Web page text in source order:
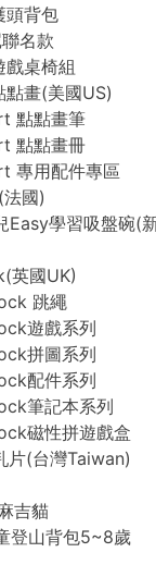
頭背包
名款
戲桌椅組
畫(美國US)
點點畫筆
點點畫冊
專用配件專區
國)
Easy學習吸盤碗(
英國UK)
跳繩
遊戲系列
拼圖系列
配件系列
筆記本系列
磁性拼遊戲盒
片(台灣Taiwan)
吉貓
登山背包5~8歲